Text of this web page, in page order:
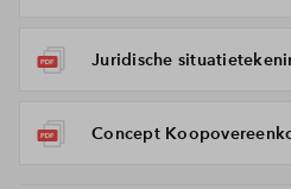
Juridische
Concept